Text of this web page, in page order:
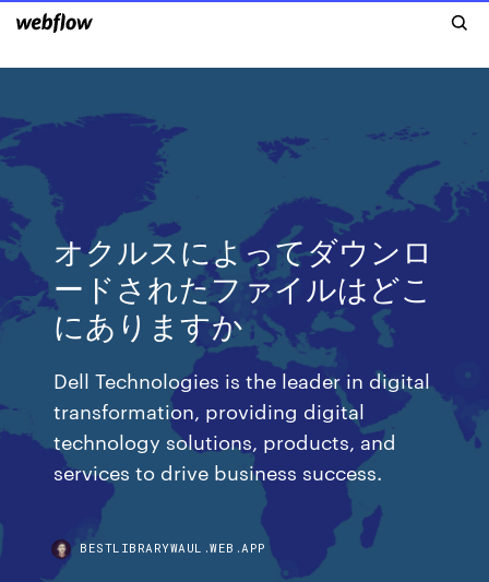
オクルスによってダウンロ
ードされたファイルはどこ
にありますか
Dell Technologies is the leader in digital
transformation, providing digital
technology solutions, products, and
services to drive business success.
BESTLIBRARYWAUL.WEB.APP